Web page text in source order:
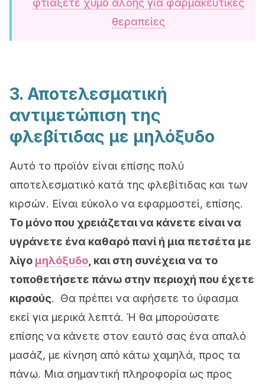
φτιάξετε χυμό αλόης για φαρμακευτικές
θεραπείες
3. Αποτελεσματική
αντιμετώπιση της
φλεβίτιδας με μηλόξυδο
Αυτό το προϊόν είναι επίσης πολύ
αποτελεσματικό κατά της φλεβίτιδας και των
κιρσών. Είναι εύκολο να εφαρμοστεί, επίσης.
Το μόνο που χρειάζεται να κάνετε είναι να
υγράνετε ένα καθαρό πανί ή μια πετσέτα με
λίγο μηλόξυδο , και στη συνέχεια να το
τοποθετήσετε πάνω στην περιοχή που έχετε
κιρσούς. Θα πρέπει να αφήσετε το ύφασμα
εκεί για μερικά λεπτά. Ή θα μπορούσατε
επίσης να κάνετε στον εαυτό σας ένα απαλό
μασάζ, με κίνηση από κάτω χαμηλά, προς τα
πάνω. Μια σημαντική πληροφορία ως προς